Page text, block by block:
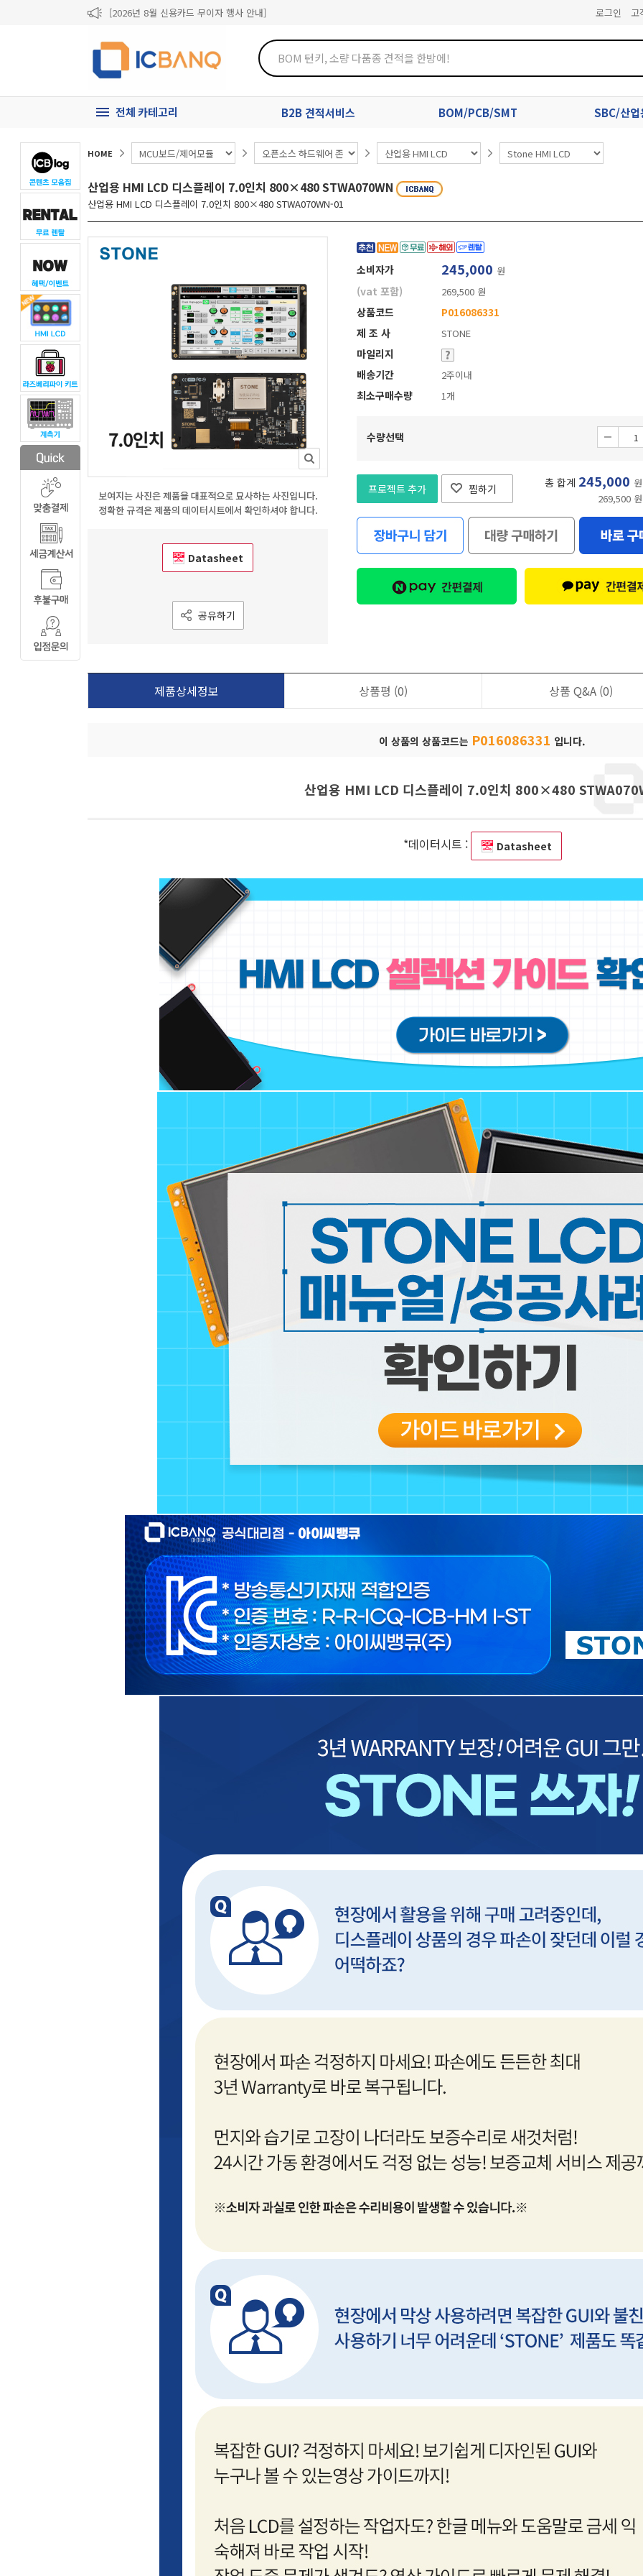
[2026년 8월 신용카드 무이자 행사 안내]
[마일리지 적립 및 사용 정책 개편 안내]
로그인 고
전체 카테고리 B2B 견적서비스 BOM/PCB/SMT SBC/산업
HOME
산업용 HMI LCD 디스플레이 7.0인치 800×480 STWA070WN
산업용 HMI LCD 디스플레이 7.0인치 800×480 STWA070WN-01
Datasheet
공유하기
소비자가 245,000 원
(vat 포함) 269,500 원
상품코드
P016086331
제 조 사
STONE
마일리지
배송기간
2주이내
최소구매수량 1개
수량선택
프로젝트 추가 찜하기 총 합계 245,000
269,500
제품상세정보 상품평 (0) 상품 Q&A (0)
이 상품의 상품코드는 P016086331 입니다.
산업용 HMI LCD 디스플레이 7.0인치 800×480
*데이터시트 : Datasheet